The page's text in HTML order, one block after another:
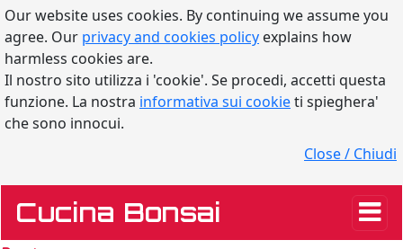
Our website uses cookies. By continuing we assume you
agree. Our privacy and cookies policy explains how
harmless cookies are.
Il nostro sito utilizza i 'cookie'. Se procedi, accetti questa
funzione. La nostra informativa sui cookieti spieghera'
che sono innocui.
Close / Chiudi
Cucina Bonsai